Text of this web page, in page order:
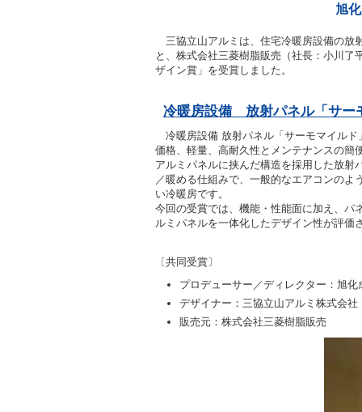
旭
三協立山アルミは、住宅冷暖房設備の放
と、株式会社三菱樹脂販売（社長：小川
ザイン賞」を受賞しました。
冷暖房設備 放射パネル「サー
冷暖房設備 放射パネル「サーモマイルド
価格、軽量、高耐久性とメンテナンスの簡
アルミパネルに挟んだ構造を採用した放射
／暖める仕組みで、一般的なエアコンの
い冷暖房です。
今回の受賞では、機能・性能面に加え、パ
ルミパネルを一体化したデザイン性が評価
〔共同受賞〕
プロデューサー／ディレクター：旭
デザイナー：三協立山アルミ株式会社
販売元：株式会社三菱樹脂販売